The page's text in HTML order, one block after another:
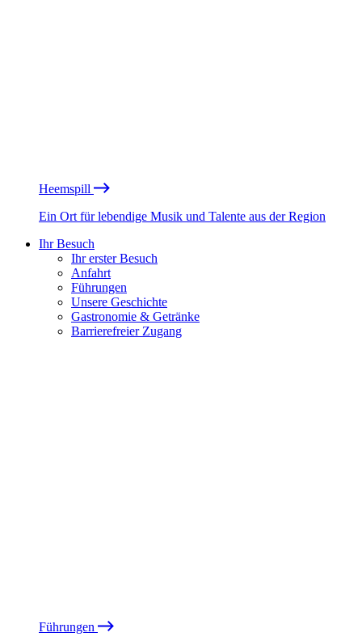
Heemspill
Ein Ort für lebendige Musik und Talente aus der Region
Ihr Besuch
Ihr erster Besuch
Anfahrt
Führungen
Unsere Geschichte
Gastronomie & Getränke
Barrierefreier Zugang
Führungen